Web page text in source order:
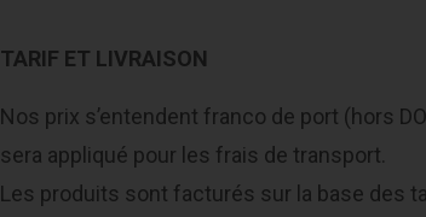
TARIF ET LIVRAISON
Nos prix s’entendent franco de port (hors
sera appliqué pour les frais de transport.
Les produits sont facturés sur la base des